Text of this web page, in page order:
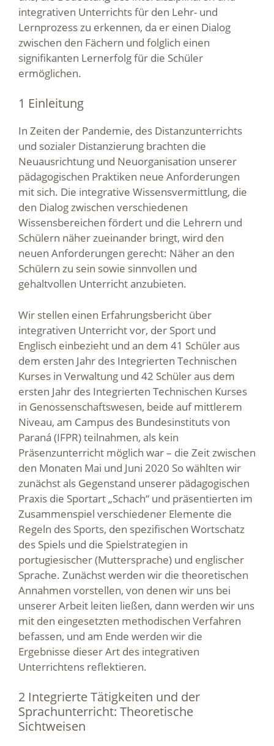
integrativen Unterrichts für den Lehr- und
Lernprozess zu erkennen, da er einen Dialog
zwischen den Fächern und folglich einen
signifikanten Lernerfolg für die Schüler
ermöglichen.
1 Einleitung
In Zeiten der Pandemie, des Distanzunterrichts
und sozialer Distanzierung brachten die
Neuausrichtung und Neuorganisation unserer
pädagogischen Praktiken neue Anforderungen
mit sich. Die integrative Wissensvermittlung, die
den Dialog zwischen verschiedenen
Wissensbereichen fördert und die Lehrern und
Schülern näher zueinander bringt, wird den
neuen Anforderungen gerecht: Näher an den
Schülern zu sein sowie sinnvollen und
gehaltvollen Unterricht anzubieten.
Wir stellen einen Erfahrungsbericht über
integrativen Unterricht vor, der Sport und
Englisch einbezieht und an dem 41 Schüler aus
dem ersten Jahr des Integrierten Technischen
Kurses in Verwaltung und 42 Schüler aus dem
ersten Jahr des Integrierten Technischen Kurses
in Genossenschaftswesen, beide auf mittlerem
Niveau, am Campus des Bundesinstituts von
Paraná (IFPR) teilnahmen, als kein
Präsenzunterricht möglich war – die Zeit zwischen
den Monaten Mai und Juni 2020 So wählten wir
zunächst als Gegenstand unserer pädagogischen
Praxis die Sportart „Schach“ und präsentierten im
Zusammenspiel verschiedener Elemente die
Regeln des Sports, den spezifischen Wortschatz
des Spiels und die Spielstrategien in
portugiesischer (Muttersprache) und englischer
Sprache. Zunächst werden wir die theoretischen
Annahmen vorstellen, von denen wir uns bei
unserer Arbeit leiten ließen, dann werden wir uns
mit den eingesetzten methodischen Verfahren
befassen, und am Ende werden wir die
Ergebnisse dieser Art des integrativen
Unterrichtens reflektieren.
2 Integrierte Tätigkeiten und der
Sprachunterricht: Theoretische
Sichtweisen